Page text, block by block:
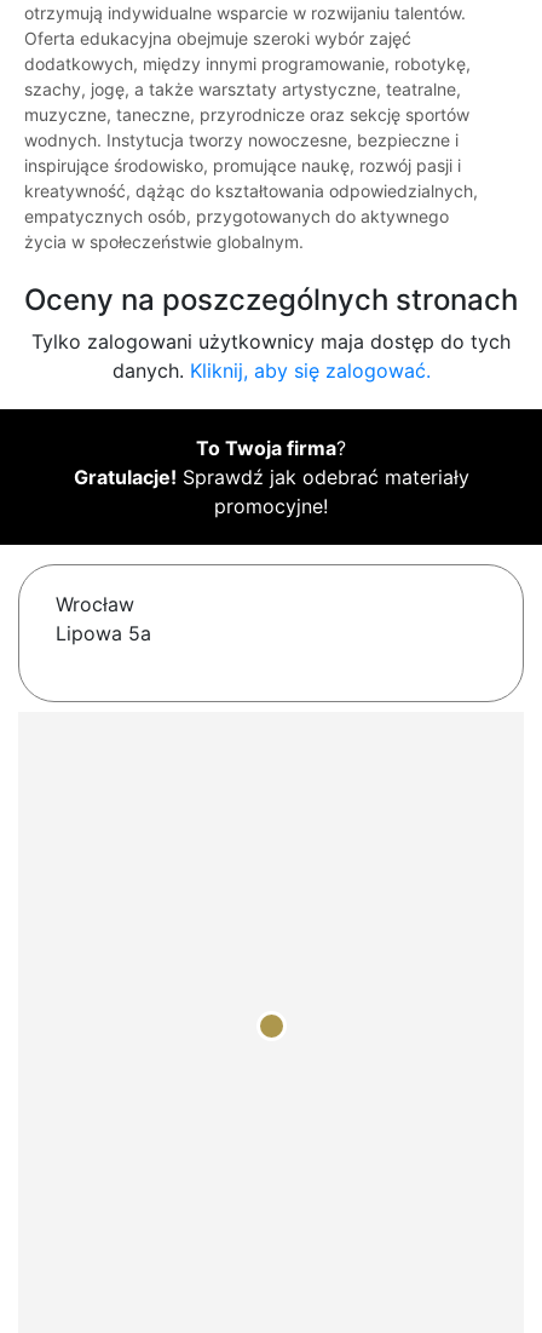
otrzymują indywidualne wsparcie w rozwijaniu talentów.
Oferta edukacyjna obejmuje szeroki wybór zajęć
dodatkowych, między innymi programowanie, robotykę,
szachy, jogę, a także warsztaty artystyczne, teatralne,
muzyczne, taneczne, przyrodnicze oraz sekcję sportów
wodnych. Instytucja tworzy nowoczesne, bezpieczne i
inspirujące środowisko, promujące naukę, rozwój pasji i
kreatywność, dążąc do kształtowania odpowiedzialnych,
empatycznych osób, przygotowanych do aktywnego
życia w społeczeństwie globalnym.
Oceny na poszczególnych stronach
Tylko zalogowani użytkownicy maja dostęp do tych
danych. Kliknij, aby się zalogować.
To Twoja firma?
Gratulacje! Sprawdź jak odebrać materiały
promocyjne!
Wrocław
Lipowa 5a